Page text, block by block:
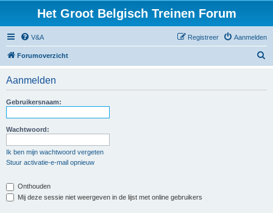
Het Groot Belgisch Treinen Forum
V&A Aanmelden
Registreer
Forumoverzicht
Aanmelden
Gebruikersnaam:
Wachtwoord:
Ik ben mijn wachtwoord vergeten
Stuur activatie-e-mail opnieuw
Onthouden
Mij deze sessie niet weergeven in de lijst met online gebruikers